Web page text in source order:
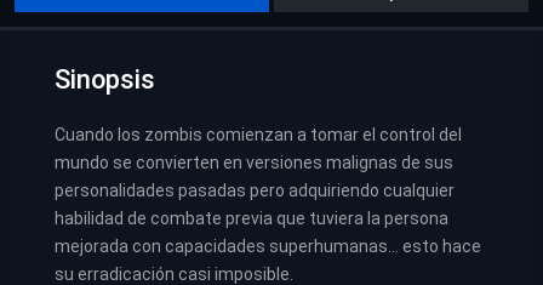
Sinopsis
Cuando los zombis comienzan a tomar el control del
mundo se convierten en versiones malignas de sus
personalidades pasadas pero adquiriendo cualquier
habilidad de combate previa que tuviera la persona
mejorada con capacidades superhumanas… esto hace
su erradicación casi imposible.